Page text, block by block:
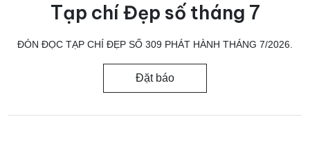
Tạp chí Đẹp số tháng 7
ĐÓN ĐỌC TẠP CHÍ ĐẸP SỐ 309 PHÁT HÀNH THÁNG 7/2026.
Đặt báo